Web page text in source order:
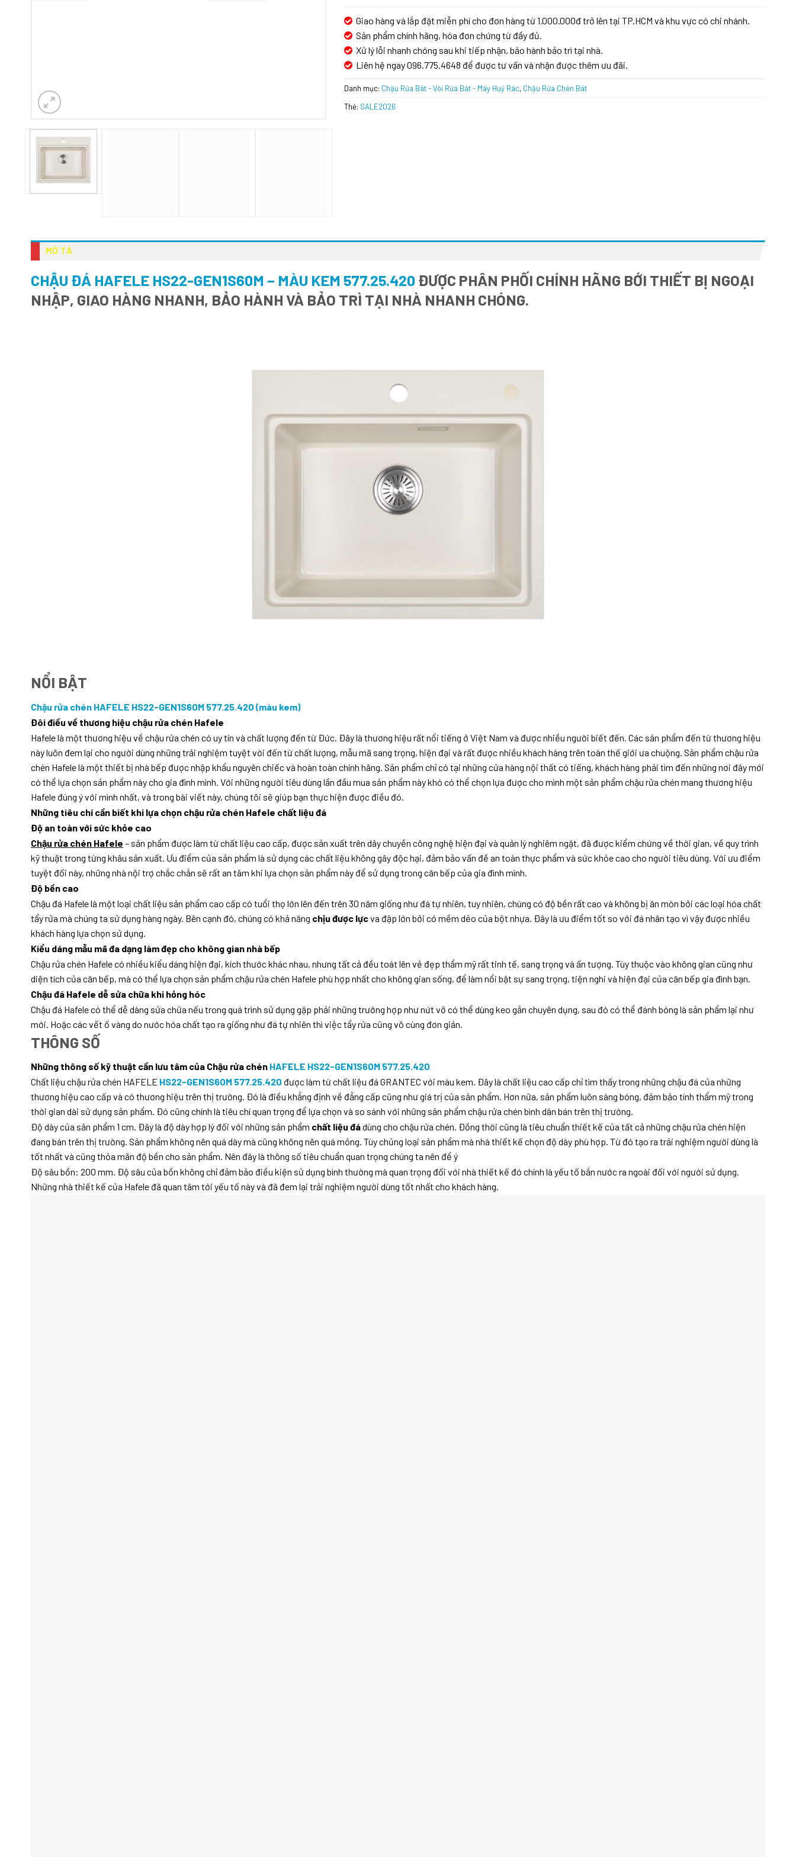
Giao hàng và lắp đặt miễn phí cho đơn hàng từ 1.000.000đ trở lên tại TP.HCM và khu vực có chi nhánh.
Sản phẩm chính hãng, hóa đơn chứng từ đầy đủ.
Xử lý lỗi nhanh chóng sau khi tiếp nhận, bảo hành bảo trì tại nhà.
Liên hệ ngay 096.775.4648 để được tư vấn và nhận được thêm ưu đãi.
Danh mục: Chậu Rửa Bát - Vòi Rửa Bát - Máy Huỷ Rác, Chậu Rửa Chén Bát
Thẻ: SALE2026
MÔ TẢ
CHẬU ĐÁ HAFELE HS22-GEN1S60M – MÀU KEM 577.25.420 ĐƯỢC PHÂN PHỐI CHÍNH HÃNG BỚI THIẾT BỊ NGOẠI
NHẬP, GIAO HÀNG NHANH, BẢO HÀNH VÀ BẢO TRÌ TẠI NHÀ NHANH CHÓNG.
NỔI BẬT
Chậu rửa chén HAFELE HS22-GEN1S60M 577.25.420 (màu kem)
Đôi điều về thương hiệu chậu rửa chén Hafele
Hafele là một thương hiệu về chậu rửa chén có uy tín và chất lượng đến từ Đức. Đây là thương hiệu rất nổi tiếng ở Việt Nam và được nhiều người biết đến. Các sản phẩm đến từ thương hiệu
này luôn đem lại cho người dùng những trải nghiệm tuyệt vời đến từ chất lượng, mẫu mã sang trọng, hiện đại và rất được nhiều khách hàng trên toàn thế giới ưa chuộng. Sản phẩm chậu rửa
chén Hafele là một thiết bị nhà bếp được nhập khẩu nguyên chiếc và hoàn toàn chính hãng. Sản phẩm chỉ có tại những cửa hàng nội thất có tiếng, khách hàng phải tìm đến những nơi đây mới
có thể lựa chọn sản phẩm này cho gia đình mình. Với những người tiêu dùng lần đầu mua sản phẩm này khó có thể chọn lựa được cho mình một sản phẩm chậu rửa chén mang thương hiệu
Hafele đúng ý với mình nhất, và trong bài viết này, chúng tôi sẽ giúp bạn thực hiện được điều đó.
Những tiêu chí cần biết khi lựa chọn chậu rửa chén Hafele chất liệu đá
Độ an toàn với sức khỏe cao
Chậu rửa chén Hafele – sản phẩm được làm từ chất liệu cao cấp, được sản xuất trên dây chuyền công nghệ hiện đại và quản lý nghiêm ngặt, đã được kiểm chứng về thời gian, về quy trình
kỹ thuật trong từng khâu sản xuất. Ưu điểm của sản phẩm là sử dụng các chất liệu không gây độc hại, đảm bảo vấn đề an toàn thực phẩm và sức khỏe cao cho người tiêu dùng. Với ưu điểm
tuyệt đối này, những nhà nội trợ chắc chắn sẽ rất an tâm khi lựa chọn sản phẩm này để sử dụng trong căn bếp của gia đình mình.
Độ bền cao
Chậu đá Hafele là một loại chất liệu sản phẩm cao cấp có tuổi thọ lớn lên đến trên 30 năm giống như đá tự nhiên, tuy nhiên, chúng có độ bền rất cao và không bị ăn mòn bởi các loại hóa chất
tẩy rửa mà chúng ta sử dụng hàng ngày. Bên cạnh đó, chúng có khả năng chịu được lựcva đập lớn bởi có mềm dẻo của bột nhựa. Đây là ưu điểm tốt so với đá nhân tạo vì vậy được nhiều
khách hàng lựa chọn sử dụng.
Kiểu dáng mẫu mã đa dạng làm đẹp cho không gian nhà bếp
Chậu rửa chén Hafele có nhiều kiểu dáng hiện đại, kích thước khác nhau, nhưng tất cả đều toát lên vẻ đẹp thẩm mỹ rất tinh tế, sang trọng và ấn tượng. Tùy thuộc vào không gian cũng như
diện tích của căn bếp, mà có thể lựa chọn sản phẩm chậu rửa chén Hafele phù hợp nhất cho không gian sống, để làm nổi bật sự sang trọng, tiện nghi và hiện đại của căn bếp gia đình bạn.
Chậu đá Hafele dễ sửa chữa khi hỏng hóc
Chậu đá Hafele có thể dễ dàng sửa chữa nếu trong quá trình sử dụng gặp phải những trường hợp như nứt vỡ có thể dùng keo gắn chuyên dụng, sau đó có thể đánh bóng là sản phẩm lại như
mới. Hoặc các vết ố vàng do nước hóa chất tạo ra giống như đá tự nhiên thì việc tẩy rửa cũng vô cùng đơn giản.
THÔNG SỐ
Những thông số kỹ thuật cần lưu tâm của Chậu rửa chén HAFELE HS22-GEN1S60M 577.25.420
Chất liệu chậu rửa chén HAFELE HS22-GEN1S60M 577.25.420 được làm từ chất liệu đá GRANTEC với màu kem. Đây là chất liệu cao cấp chỉ tìm thấy trong những chậu đá của những
thương hiệu cao cấp và có thương hiệu trên thị trường. Đó là điều khẳng định về đẳng cấp cũng như giá trị của sản phẩm. Hơn nữa, sản phẩm luôn sáng bóng, đảm bảo tính thẩm mỹ trong
thời gian dài sử dụng sản phẩm. Đó cũng chính là tiêu chí quan trọng để lựa chọn và so sánh với những sản phẩm chậu rửa chén bình dân bán trên thị trường.
Độ dày của sản phẩm 1 cm. Đây là độ dày hợp lý đối với những sản phẩm chất liệu đádùng cho chậu rửa chén. Đồng thời cũng là tiêu chuẩn thiết kế của tất cả những chậu rửa chén hiện
đang bán trên thị trường. Sản phẩm không nên quá dày mà cũng không nên quá mỏng. Tùy chủng loại sản phẩm mà nhà thiết kế chọn độ dày phù hợp. Từ đó tạo ra trải nghiệm người dùng là
tốt nhất và cũng thỏa mãn độ bền cho sản phẩm. Nên đây là thông số tiêu chuẩn quan trọng chúng ta nên để ý
Độ sâu bồn: 200 mm. Độ sâu của bồn không chỉ đảm bảo điều kiện sử dụng bình thường mà quan trọng đối với nhà thiết kế đó chính là yếu tố bắn nước ra ngoài đối với người sử dụng.
Những nhà thiết kế của Hafele đã quan tâm tới yếu tố này và đã đem lại trải nghiệm người dùng tốt nhất cho khách hàng.